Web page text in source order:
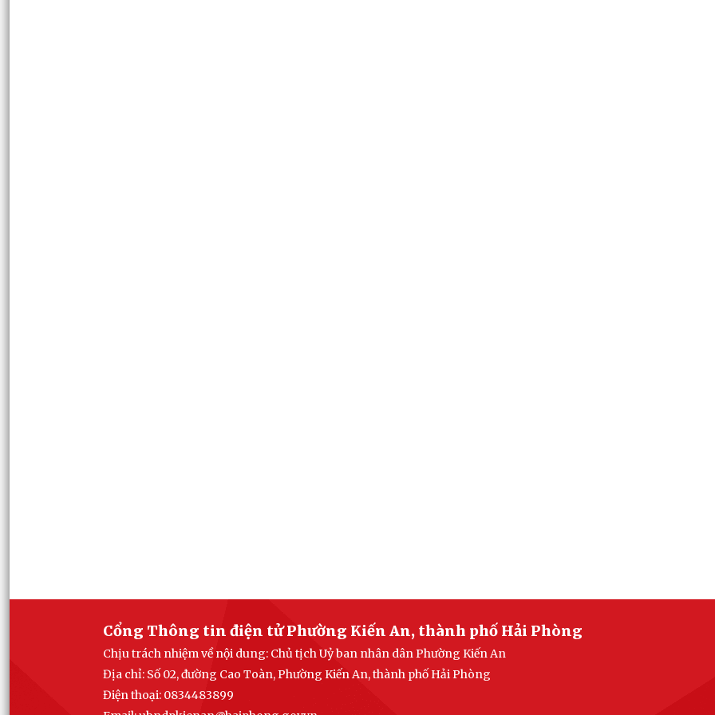
Cổng Thông tin điện tử Phường Kiến An, thành phố Hải Phòng
Chịu trách nhiệm về nội dung: Chủ tịch Uỷ ban nhân dân Phường Kiến An
Địa chỉ: Số 02, đường Cao Toàn, Phường Kiến An, thành phố Hải Phòng
Điện thoại: 0834483899